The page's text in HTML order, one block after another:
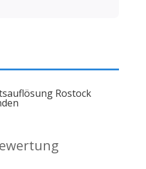
Rostock